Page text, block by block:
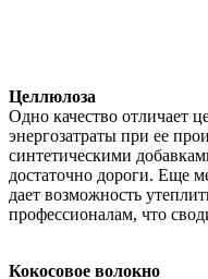
Целлюлоза
Одно качество отличает
энергозатраты при ее
синтетическими
достаточно дороги. Еще
дает возможность
профессионалам, что
Кокосовое волокно